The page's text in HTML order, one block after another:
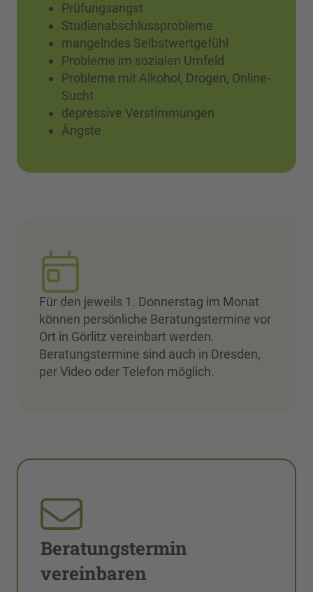
Prüfungsangst
Studienabschlussprobleme
mangelndes Selbstwertgefühl
Probleme im sozialen Umfeld
Probleme mit Alkohol, Drogen, Online-
Sucht
depressive Verstimmungen
Ängste
Für den jeweils 1. Donnerstag im Monat
können persönliche Beratungstermine vor
Ort in Görlitz vereinbart werden.
Beratungstermine sind auch in Dresden,
per Video oder Telefon möglich.
Beratungstermin
vereinbaren